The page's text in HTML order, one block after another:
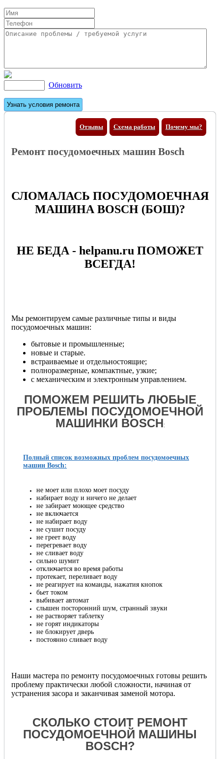
Обновить
Отзывы Почему мы?
Схема работы
Ремонт посудомоечных машин Bosch
СЛОМАЛАСЬ ПОСУДОМОЕЧНАЯ
МАШИНА BOSCH (БОШ)?
НЕ БЕДА - helpanu.ru ПОМОЖЕТ
ВСЕГДА!
Мы ремонтируем самые различные типы и виды
посудомоечных машин:
бытовые и промышленные;
новые и старые.
встраиваемые и отдельностоящие;
полноразмерные, компактные, узкие;
с механическим и электронным управлением.
ПОМОЖЕМ РЕШИТЬ ЛЮБЫЕ
ПРОБЛЕМЫ ПОСУДОМОЕЧНОЙ
МАШИНКИ BOSCH:
Полный список возможных проблем посудомоечных
машин Bosch:
не моет или плохо моет посуду
набирает воду и ничего не делает
не забирает моющее средство
не включается
не набирает воду
не сушит посуду
не греет воду
перегревает воду
не сливает воду
сильно шумит
отключается во время работы
протекает, переливает воду
не реагирует на команды, нажатия кнопок
бьет током
выбивает автомат
слышен посторонний шум, странный звуки
не растворяет таблетку
не горят индикаторы
не блокирует дверь
постоянно сливает воду
Наши мастера по ремонту посудомоечных готовы решить
проблему практически любой сложности, начиная от
устранения засора и заканчивая заменой мотора.
СКОЛЬКО СТОИТ РЕМОНТ
ПОСУДОМОЕЧНОЙ МАШИНЫ
BOSCH?